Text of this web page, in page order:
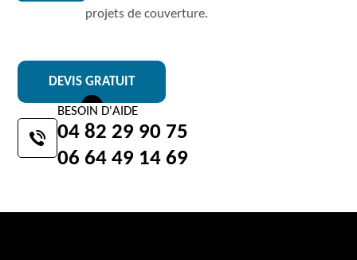
projets de couverture.
DEVIS GRATUIT
BESOIN D'AIDE
04 82 29 90 75
06 64 49 14 69